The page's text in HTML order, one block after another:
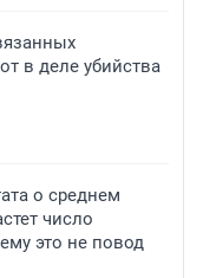
в деле убийства
о среднем
число
это не повод